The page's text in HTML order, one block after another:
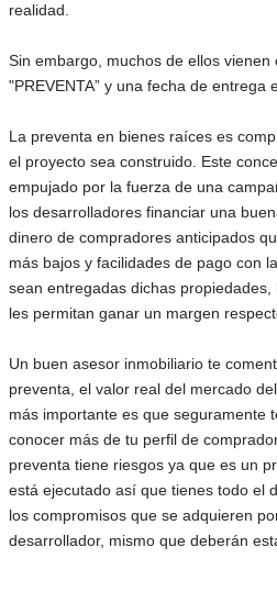
realidad.
Sin embargo, muchos de ellos
"PREVENTA” y una fecha de entrega
La preventa en bienes raíces es
el proyecto sea construido. Este
empujado por la fuerza de una
los desarrolladores financiar una
dinero de compradores anticipados
más bajos y facilidades de pago con
sean entregadas dichas
les permitan ganar un margen
Un buen asesor inmobiliario te
preventa, el valor real del mercado
más importante es que seguramente
conocer más de tu perfil de
preventa tiene riesgos ya que es un
está ejecutado así que tienes todo el
los compromisos que se adquieren
desarrollador, mismo que deberán